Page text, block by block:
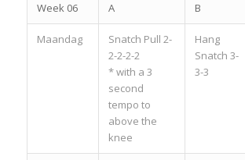
Week 06 A B
Maandag
Snatch Pull 2-
2-2-2-2
* with a 3
second
tempo to
above the
knee
Hang
Snatch 3-
3-3